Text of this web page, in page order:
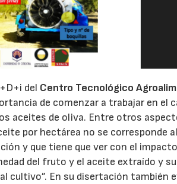
del Centro Tecnológico
de comenzar a trabajar en el
aceites de oliva. Entre otros
por hectárea no se corresponde
y que tiene que ver con el
del fruto y el aceite extraído y
cultivo”. En su disertación también